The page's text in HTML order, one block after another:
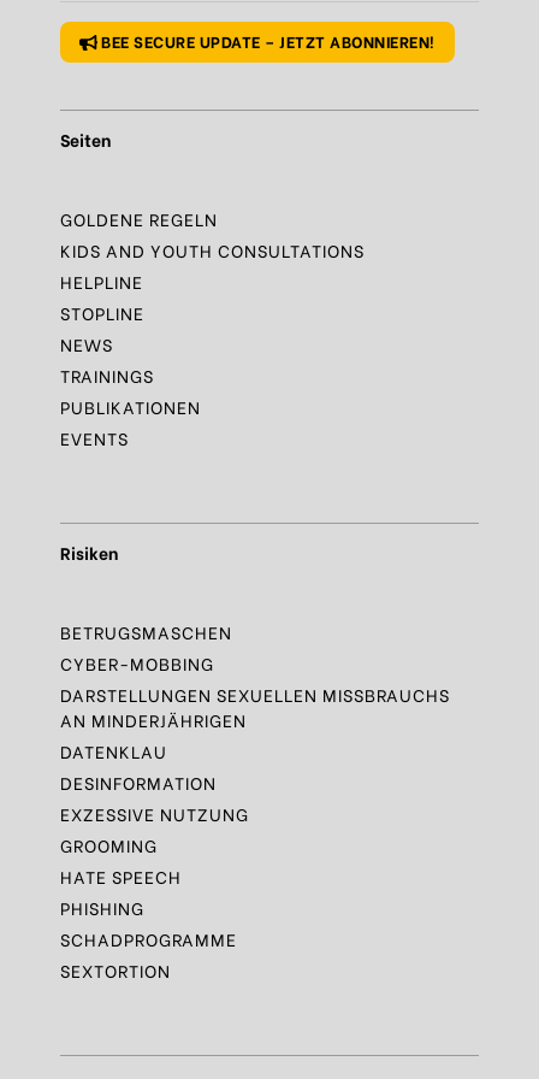
BEE SECURE UPDATE – JETZT ABONNIEREN!
Seiten
GOLDENE REGELN
KIDS AND YOUTH CONSULTATIONS
HELPLINE
STOPLINE
NEWS
TRAININGS
PUBLIKATIONEN
EVENTS
Risiken
BETRUGSMASCHEN
CYBER-MOBBING
DARSTELLUNGEN SEXUELLEN MISSBRAUCHS
AN MINDERJÄHRIGEN
DATENKLAU
DESINFORMATION
EXZESSIVE NUTZUNG
GROOMING
HATE SPEECH
PHISHING
SCHADPROGRAMME
SEXTORTION